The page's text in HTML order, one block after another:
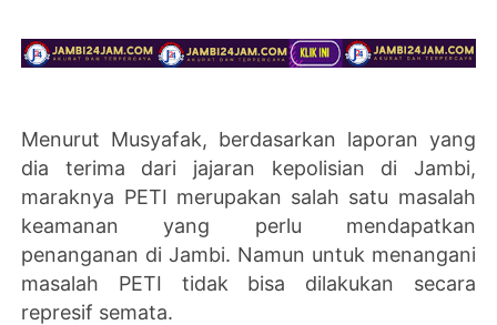
Menurut Musyafak, berdasarkan laporan yang
dia terima dari jajaran kepolisian di Jambi,
maraknya PETI merupakan salah satu masalah
keamanan yang perlu mendapatkan
penanganan di Jambi. Namun untuk menangani
masalah PETI tidak bisa dilakukan secara
represif semata.